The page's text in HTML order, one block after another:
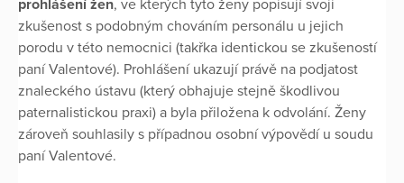
prohlášení žen, ve kterých tyto ženy popisují svoji
zkušenost s podobným chováním personálu u jejich
porodu v této nemocnici (takřka identickou se zkušeností
paní Valentové). Prohlášení ukazují právě na podjatost
znaleckého ústavu (který obhajuje stejně škodlivou
paternalistickou praxi) a byla přiložena k odvolání. Ženy
zároveň souhlasily s případnou osobní výpovědí u soudu
paní Valentové.